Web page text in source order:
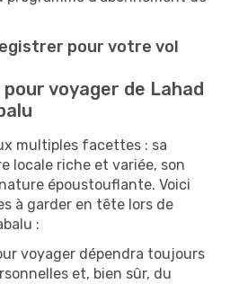
pour votre vol
voyager de Lahad
multiples facettes : sa
locale riche et variée, son
époustouflante. Voici
à garder en tête lors de
:
voyager dépendra toujours
et, bien sûr, du